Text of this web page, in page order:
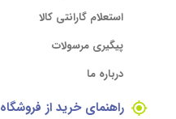
استعلام گارانتی کالا
پیگیری مرسولات
درباره ما
راهنمای خرید از فروشگاه